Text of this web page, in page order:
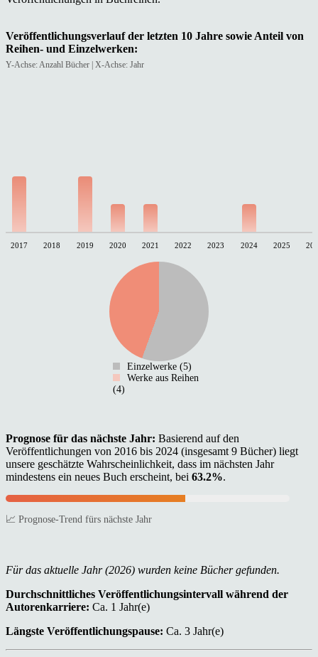
Veröffentlichungsverlauf der letzten 10 Jahre sowie Anteil von
Reihen- und Einzelwerken:
Y-Achse: Anzahl Bücher | X-Achse: Jahr
2017 2018 2019 2020 2021 2022 2023 2024 2025
Einzelwerke (5)
Werke aus Reihen
(4)
Prognose für das nächste Jahr: Basierend auf den
Veröffentlichungen von 2016 bis 2024 (insgesamt 9 Bücher) liegt
unsere geschätzte Wahrscheinlichkeit, dass im nächsten Jahr
mindestens ein neues Buch erscheint, bei 63.2%.
📈 Prognose-Trend fürs nächste Jahr
Für das aktuelle Jahr (2026) wurden keine Bücher gefunden.
Durchschnittliches Veröffentlichungsintervall während der
Autorenkarriere: Ca. 1 Jahr(e)
Längste Veröffentlichungspause: Ca. 3 Jahr(e)